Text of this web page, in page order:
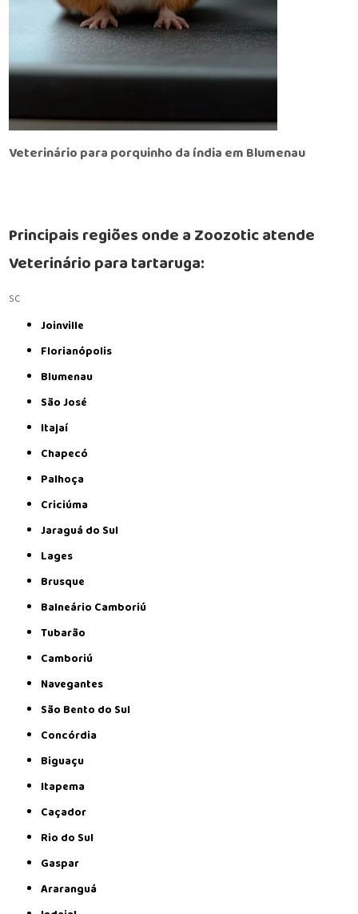
Veterinário para porquinho da índia em Blumenau
Principais regiões onde a Zoozotic atende
Veterinário para tartaruga:
SC
Joinville
Florianópolis
Blumenau
São José
Itajaí
Chapecó
Palhoça
Criciúma
Jaraguá do Sul
Lages
Brusque
Balneário Camboriú
Tubarão
Camboriú
Navegantes
São Bento do Sul
Concórdia
Biguaçu
Itapema
Caçador
Rio do Sul
Gaspar
Araranguá